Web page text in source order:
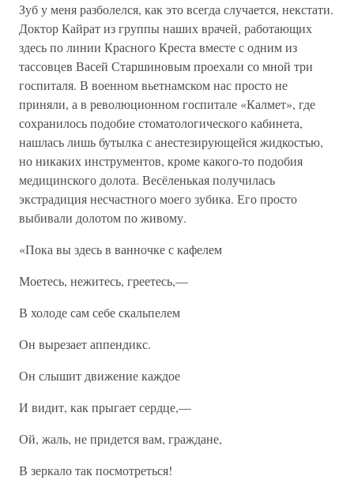
Зуб у меня разболелся, как это всегда случается, некстати.
Доктор Кайрат из группы наших врачей, работающих
здесь по линии Красного Креста вместе с одним из
тассовцев Васей Старшиновым проехали со мной три
госпиталя. В военном вьетнамском нас просто не
приняли, а в революционном госпитале «Калмет», где
сохранилось подобие стоматологического кабинета,
нашлась лишь бутылка с анестезирующейся жидкостью,
но никаких инструментов, кроме какого-то подобия
медицинского долота. Весёленькая получилась
экстрадиция несчастного моего зубика. Его просто
выбивали долотом по живому.
«Пока вы здесь в ванночке с кафелем
Моетесь, нежитесь, греетесь,—
В холоде сам себе скальпелем
Он вырезает аппендикс.
Он слышит движение каждое
И видит, как прыгает сердце,—
Ой, жаль, не придется вам, граждане,
В зеркало так посмотреться!